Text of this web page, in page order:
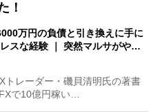
！
万円の負債と引き換えに手に
スな経験 ｜ 突然マルサがや…
レーダー・磯貝清明氏の著書
で10億円稼い…